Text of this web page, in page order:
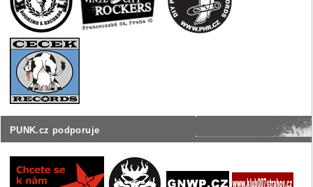
PUNK.cz podporuje